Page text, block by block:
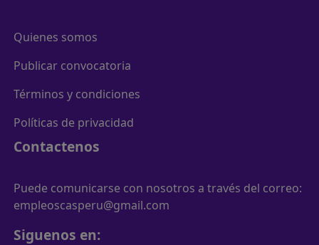
Quienes somos
Publicar convocatoria
Términos y condiciones
Políticas de privacidad
Contactenos
Puede comunicarse con nosotros a través del correo:
empleoscasperu@gmail.com
Siguenos en: